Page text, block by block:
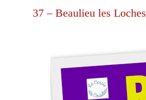
37 – Beaulieu les Loches